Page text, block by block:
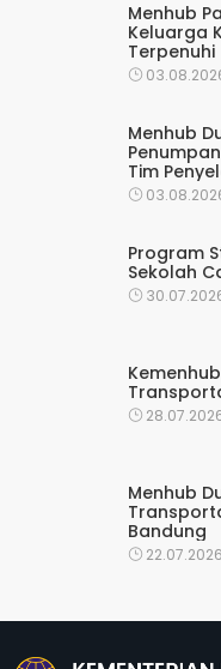
Menhub
Keluarga
Terpenuhi
Menhub
Tim
Berjalan
Program
Sekolah
Menhub
Bandung
22.07.2026